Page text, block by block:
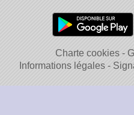
Charte cookies
Informations légales